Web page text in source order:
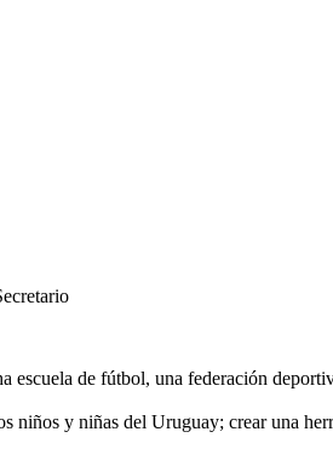
de fútbol, una federación
y niñas del Uruguay; crear una